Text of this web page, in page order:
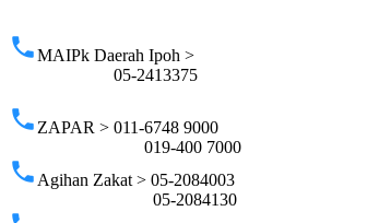
phoneMAIPk Daerah Ipoh >
05-2413375
phone ZAPAR > 011-6748 9000
019-400 7000
phone Agihan Zakat > 05-2084003
05-2084130